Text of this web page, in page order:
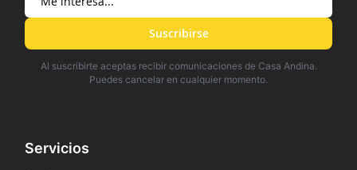
Suscribirse
Al suscribirte aceptas recibir comunicaciones de Casa Andina.
Puedes cancelar en cualquier momento.
Servicios